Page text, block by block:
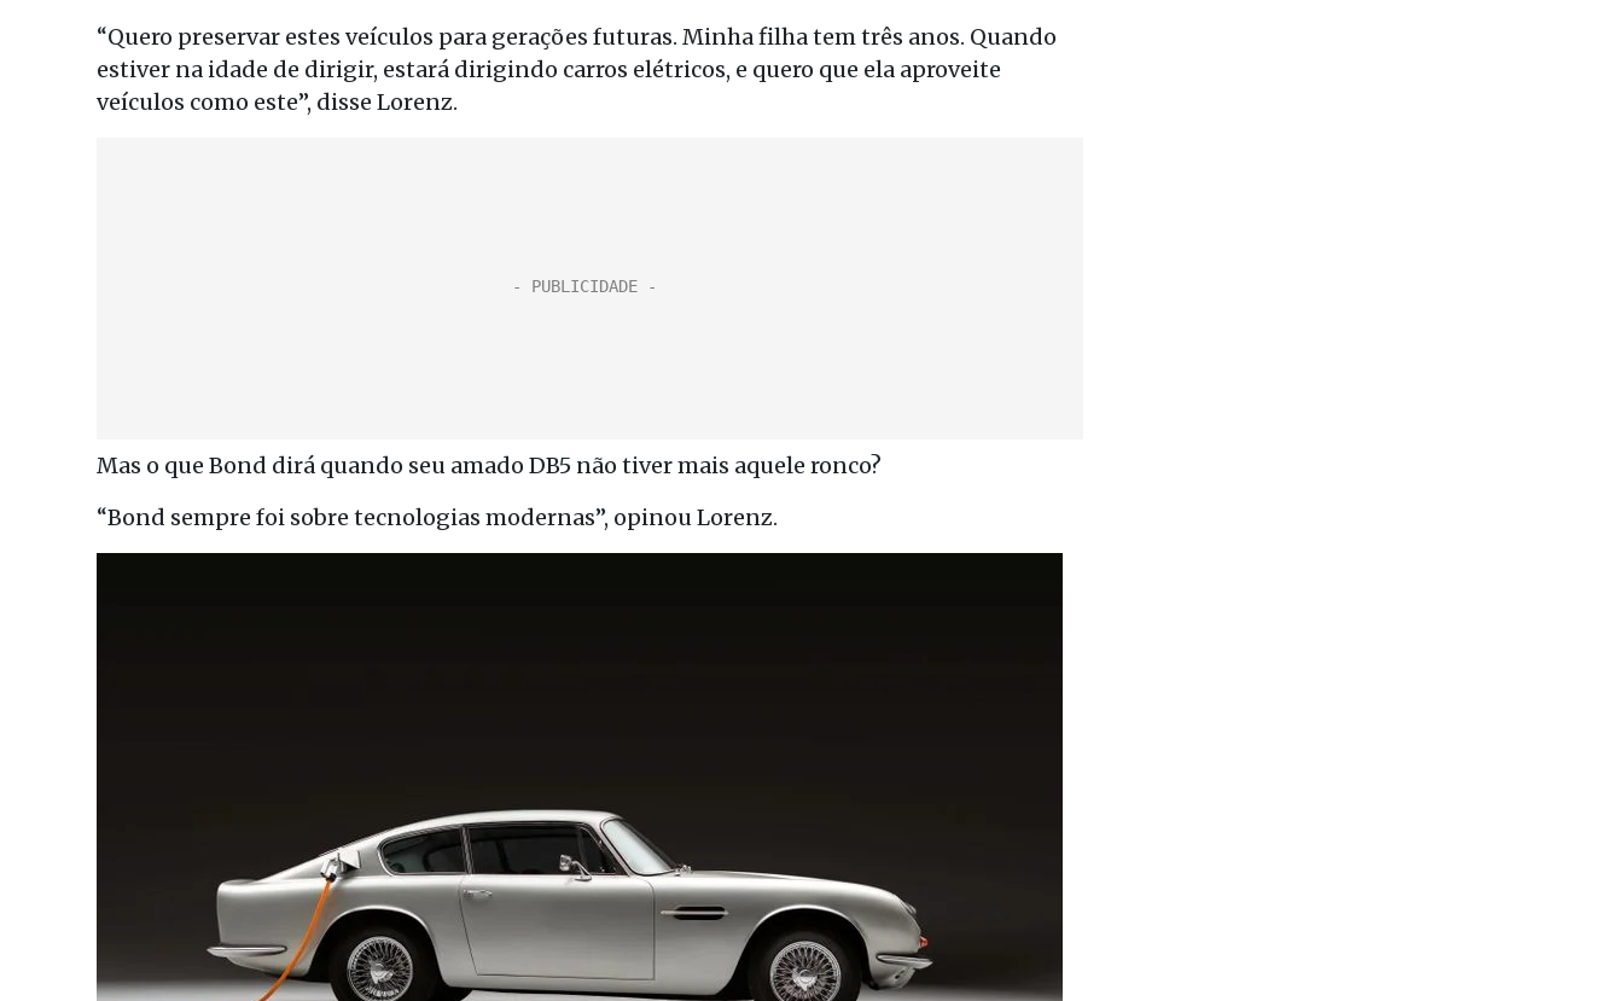
“Quero preservar estes veículos para gerações futuras. Minha filha tem três anos. Quando
estiver na idade de dirigir, estará dirigindo carros elétricos, e quero que ela aproveite
veículos como este”, disse Lorenz.
Mas o que Bond dirá quando seu amado DB5 não tiver mais aquele ronco?
“Bond sempre foi sobre tecnologias modernas”, opinou Lorenz.